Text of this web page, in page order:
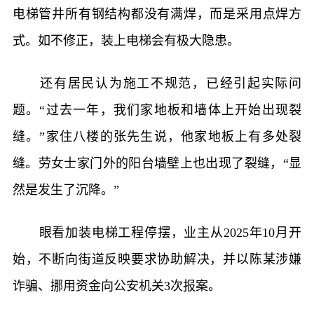
电梯管井所有钢结构都没有满焊，而是采用点焊方
式。如不修正，装上电梯会有极大隐患。
还有居民认为施工不规范，已经引起实际问
题。“过去一年，我们家地板和墙体上开始出现裂
缝。”家住八楼的张先生说，他家地板上有多处裂
缝。劳女士家门外的阳台墙壁上也出现了裂缝，“显
然是发生了沉降。”
眼看加装电梯工程停摆，业主从2025年10月开
始，不断向街道反映要求协助解决，并以陈某涉嫌
诈骗、挪用资金向公安机关3次报案。